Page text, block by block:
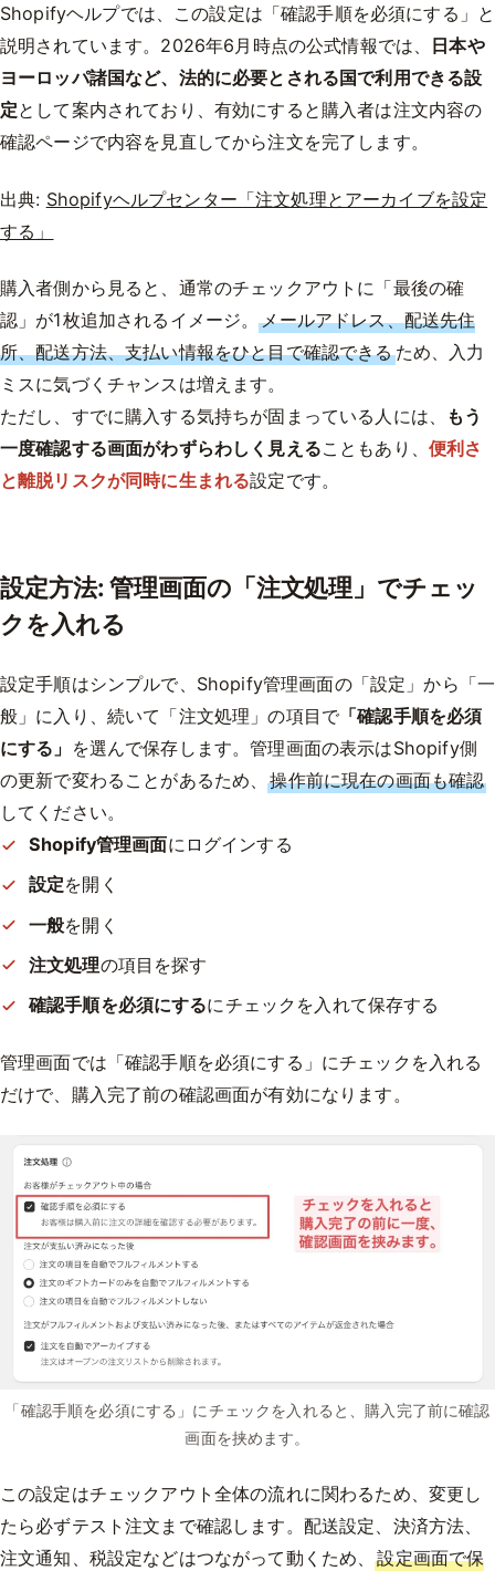
Shopifyヘルプでは、この設定は「確認手順を必須にする」と
説明されています。2026年6月時点の公式情報では、
日本や
ヨーロッパ諸国など、法的に必要とされる国で利用できる設
定として案内されており、有効にすると購入者は注文内容の
確認ページで内容を見直してから注文を完了します。
出典: Shopifyヘルプセンター「注文処理とアーカイブを設定
する」
購入者側から見ると、通常のチェックアウトに「最後の確
認」が1枚追加されるイメージ。メールアドレス、配送先住
所、配送方法、支払い情報をひと目で確認できるため、入力
ミスに気づくチャンスは増えます。
ただし、すでに購入する気持ちが固まっている人には、
もう
一度確認する画面がわずらわしく見えることもあり、 便利さ
と離脱リスクが同時に生まれる設定です。
設定方法: 管理画面の「注文処理」でチェッ
クを入れる
設定手順はシンプルで、Shopify管理画面の「設定」から「一
般」に入り、続いて「注文処理」の項目で「確認手順を必須
にする」 を選んで保存します。管理画面の表示はShopify側
の更新で変わることがあるため、操作前に現在の画面も確認
してください。
Shopify管理画面にログインする
設定を開く
一般を開く
注文処理の項目を探す
確認手順を必須にするにチェックを入れて保存する
管理画面では「確認手順を必須にする」にチェックを入れる
だけで、購入完了前の確認画面が有効になります。
「確認手順を必須にする」にチェックを入れると、購入完了前に確認
画面を挟めます。
この設定はチェックアウト全体の流れに関わるため、変更し
たら必ずテスト注文まで確認します。配送設定、決済方法、
注文通知、税設定などはつながって動くため、設定画面で保